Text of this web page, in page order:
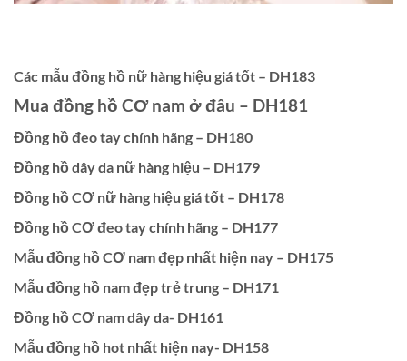
Các mẫu đồng hồ nữ hàng hiệu giá tốt – DH183
Mua đồng hồ CƠ nam ở đâu – DH181
Đồng hồ đeo tay chính hãng – DH180
Đồng hồ dây da nữ hàng hiệu – DH179
Đồng hồ CƠ nữ hàng hiệu giá tốt – DH178
Đồng hồ CƠ đeo tay chính hãng – DH177
Mẫu đồng hồ CƠ nam đẹp nhất hiện nay – DH175
Mẫu đồng hồ nam đẹp trẻ trung – DH171
Đồng hồ CƠ nam dây da- DH161
Mẫu đồng hồ hot nhất hiện nay- DH158